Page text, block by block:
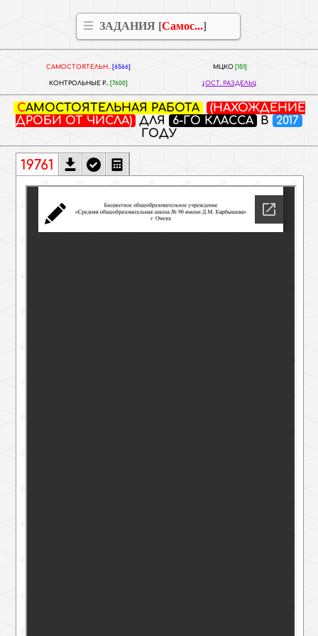
ЗАДАНИЯ [Самос...]
САМОСТОЯТЕЛЬН.. [6566] МЦКО [151]
КОНТРОЛЬНЫЕ Р.. [7600] ОСТ. РАЗДЕЛЫ
САМОСТОЯТЕЛЬНАЯ РАБОТА
(НАХОЖДЕНИЕ
ДРОБИ ОТ ЧИСЛА) ДЛЯ 6-ГО КЛАССА В
2017
ГОДУ
19761